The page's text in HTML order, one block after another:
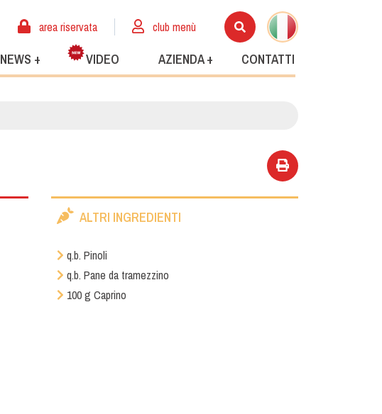
area riservata club menù
NEWS + VIDEO AZIENDA + CONTATTI
ALTRI INGREDIENTI
q.b. Pinoli
q.b. Pane da tramezzino
100 g Caprino